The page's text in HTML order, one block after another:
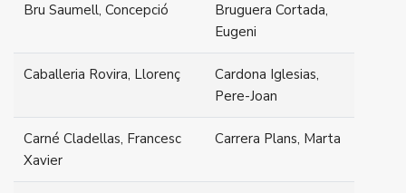
Bru Saumell, Concepció
Bruguera Cortada,
Eugeni
Caballeria Rovira, Llorenç
Cardona Iglesias,
Pere-Joan
Carné Cladellas, Francesc
Xavier
Carrera Plans, Marta